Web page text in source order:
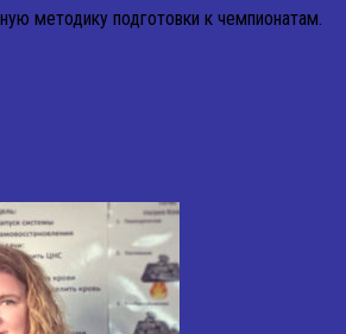
методику подготовки к чемпионатам.